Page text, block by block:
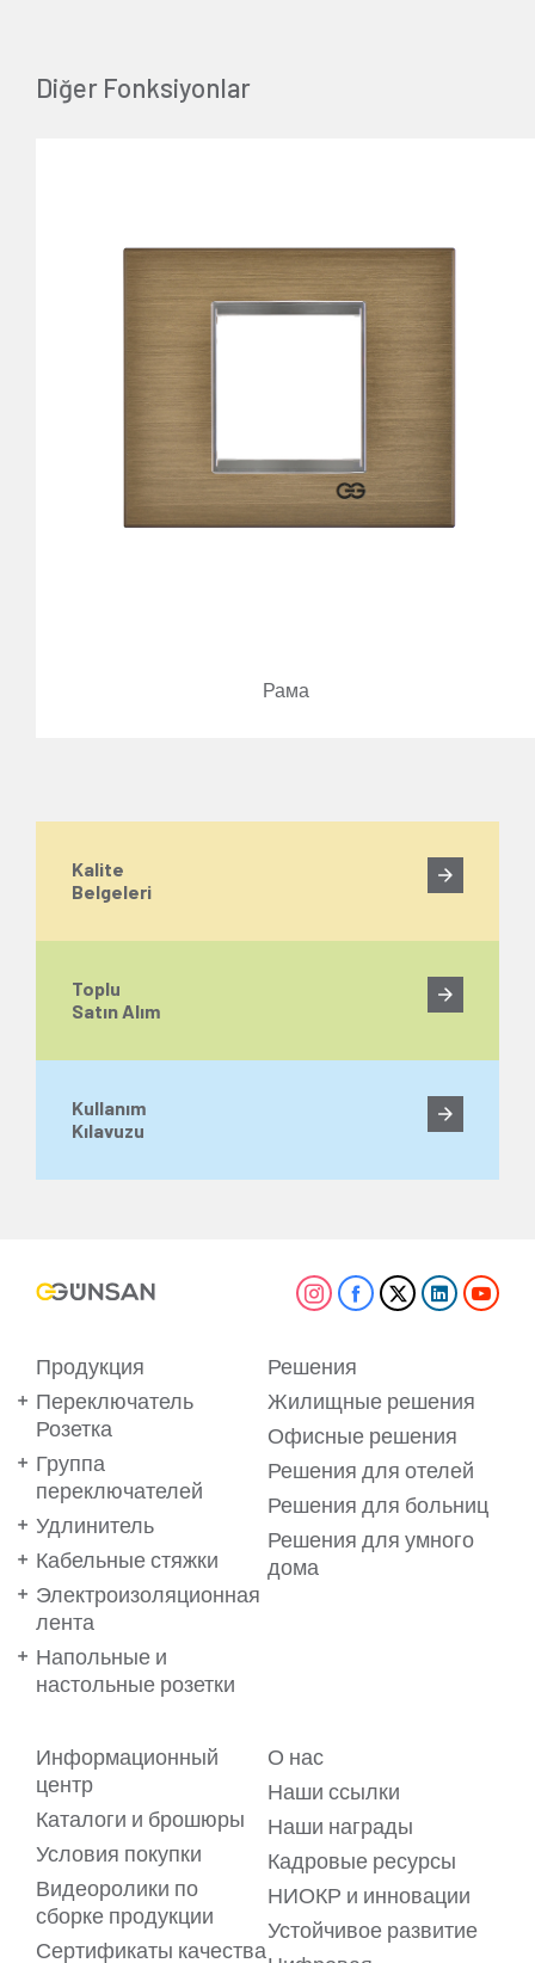
Diğer Fonksiyonlar
Рама
Kalite
Belgeleri
Toplu
Satın Alım
Kullanım
Kılavuzu
Продукция
Переключатель
Розетка
Группа
переключателей
Удлинитель
Кабельные стяжки
Электроизоляционная
лента
Напольные и
настольные розетки
Решения
Жилищные решения
Офисные решения
Решения для отелей
Решения для больниц
Решения для умного
дома
Информационный
центр
Каталоги и брошюры
Условия покупки
Видеоролики по
сборке продукции
Сертификаты качества
О нас
Наши ссылки
Наши награды
Кадровые ресурсы
НИОКР и инновации
Устойчивое развитие
Ваши предпочтения важны
для нас!
Мы используем файлы cookie на нашем веб-сайте, чтобы
позволяют предлагать вам услуги в виде
персонализированного контента, адаптированного к
вашим предпочтениям. Для получения подробной
информации ознакомьтесь с нашим